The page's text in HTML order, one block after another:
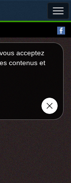
acceptez
contenus et